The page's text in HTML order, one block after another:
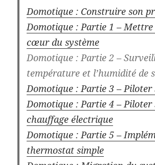
Domotique : Construire son
Domotique : Partie 1 – Mettre
cœur du système
Domotique : Partie 2 –
température et l’humidité de
Domotique : Partie 3 – Piloter
Domotique : Partie 4 – Piloter
chauffage électrique
Domotique : Partie 5 –
thermostat simple